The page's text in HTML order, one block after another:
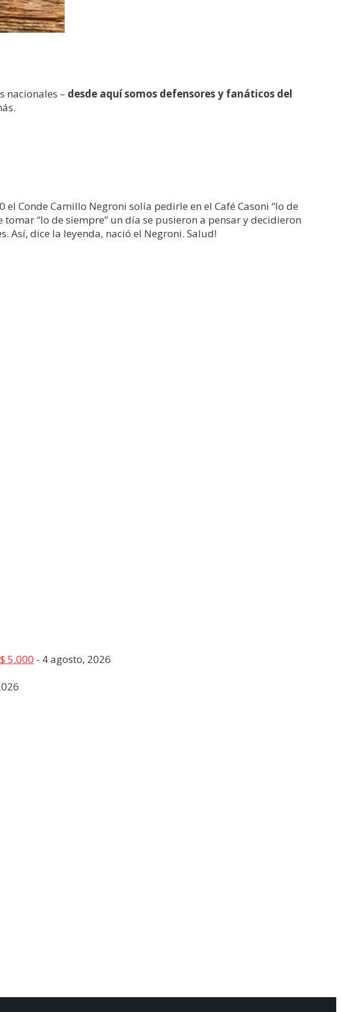
nacionales – desde aquí somos defensores y fanáticos del
Conde Camillo Negroni solía pedirle en el Café Casoni “lo de
tomar “lo de siempre” un día se pusieron a pensar y decidieron
Así, dice la leyenda, nació el Negroni. Salud!
5.000 - 4 agosto, 2026